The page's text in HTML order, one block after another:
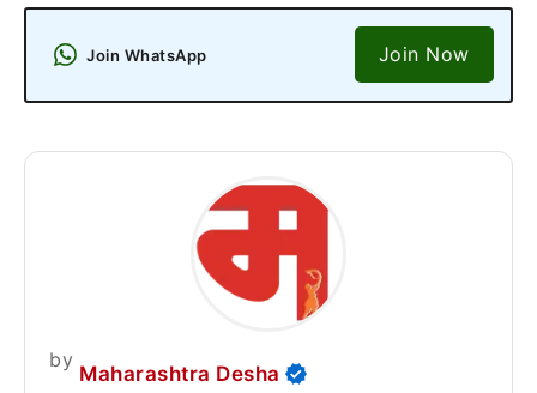
Join WhatsApp Join Now
by
Maharashtra Desha